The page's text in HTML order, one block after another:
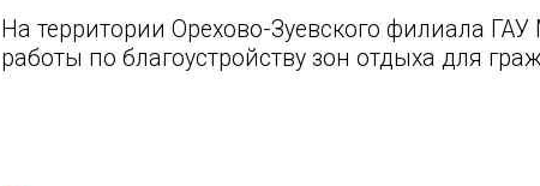
На территории Орехово-Зуевского филиала
работы по благоустройству зон отдыха для